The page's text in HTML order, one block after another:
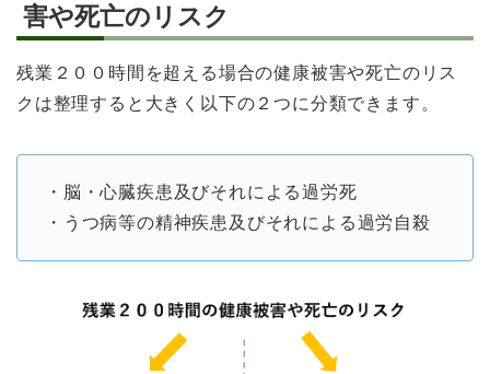
害や死亡のリスク
残業２００時間を超える場合の健康被害や死亡のリス
クは整理すると大きく以下の２つに分類できます。
・脳・心臓疾患及びそれによる過労死
・うつ病等の精神疾患及びそれによる過労自殺